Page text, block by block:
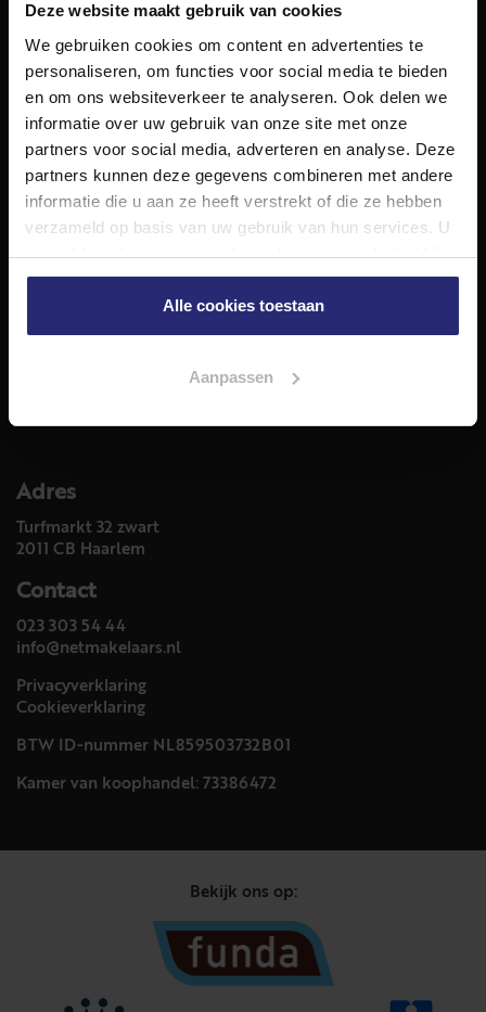
Deze website maakt gebruik van cookies
We gebruiken cookies om content en advertenties te
personaliseren, om functies voor social media te bieden
en om ons websiteverkeer te analyseren. Ook delen we
informatie over uw gebruik van onze site met onze
partners voor social media, adverteren en analyse. Deze
partners kunnen deze gegevens combineren met andere
informatie die u aan ze heeft verstrekt of die ze hebben
verzameld op basis van uw gebruik van hun services. U
gaat akkoord met onze cookies als u onze website blijft
gebruiken.
Alle cookies toestaan
Aanpassen
NET Makelaars
NET Makelaars is een modern makelaarskantoor met
decennialange ervaring in het vak en diepgaande kennis
van de huizenmarkt in Haarlem en omstreken.
Volg ons op
Diensten
Aankoop
Meer informatie over
Adres
Turfmarkt 32 zwart
2011 CB Haarlem
Contact
023 303 54 44
info@netmakelaars.nl
Privacyverklaring
Cookieverklaring
BTW ID-nummer NL859503732B01
Kamer van koophandel: 73386472
Bekijk ons op: